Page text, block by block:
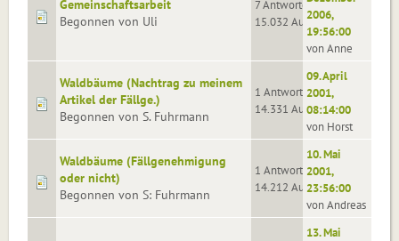
Gemeinschaftsarbeit
Begonnen von Uli
7 Antworten
15.032 Aufrufe
2006,
19:56:00
von Anne
Waldbäume (Nachtrag zu meinem
Artikel der Fällge.)
Begonnen von S. Fuhrmann
1 Antworten
14.331 Aufrufe
09. April
2001,
08:14:00
von Horst
Waldbäume (Fällgenehmigung
oder nicht)
Begonnen von S: Fuhrmann
1 Antworten
14.212 Aufrufe
10. Mai
2001,
23:56:00
von Andreas
13. Mai